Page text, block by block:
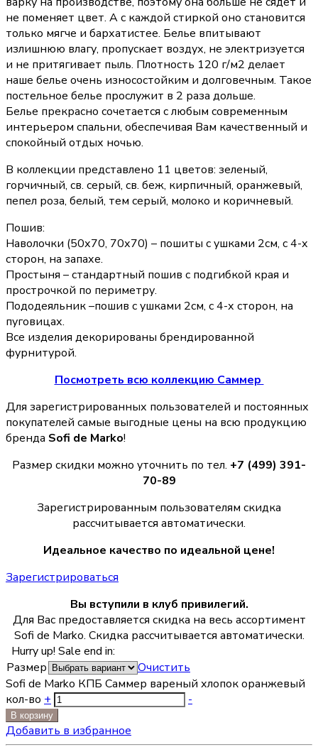
не поменяет цвет. А с каждой стиркой оно становится
только мягче и бархатистее. Белье впитывают
излишнюю влагу, пропускает воздух, не электризуется
и не притягивает пыль. Плотность 120 г/м2 делает
наше белье очень износостойким и долговечным. Такое
постельное белье прослужит в 2 раза дольше.
Белье прекрасно сочетается с любым современным
интерьером спальни, обеспечивая Вам качественный и
спокойный отдых ночью.
В коллекции представлено 11 цветов: зеленый,
горчичный, св. серый, св. беж, кирпичный, оранжевый,
пепел роза, белый, тем серый, молоко и коричневый.
Пошив:
Наволочки (50х70, 70х70) – пошиты с ушками 2см, с 4-х
сторон, на запахе.
Простыня – стандартный пошив с подгибкой края и
прострочкой по периметру.
Пододеяльник –пошив с ушками 2см, с 4-х сторон, на
пуговицах.
Все изделия декорированы брендированной
фурнитурой.
Посмотреть всю коллекцию Саммер
Для зарегистрированных пользователей и постоянных
покупателей самые выгодные цены на всю продукцию
бренда Sofi de Marko!
Размер скидки можно уточнить по тел. +7 (499) 391-
70-89
Зарегистрированным пользователям скидка
рассчитывается автоматически.
Идеальное качество по идеальной цене!
Зарегистрироваться
Вы вступили в клуб привилегий.
Для Вас предоставляется скидка на весь ассортимент
Sofi de Marko. Скидка рассчитывается автоматически.
Hurry up! Sale end in:
Размер
Очистить
Sofi de Marko КПБ Саммер вареный хлопок оранжевый
кол-во + -
В корзину
Добавить в избранное